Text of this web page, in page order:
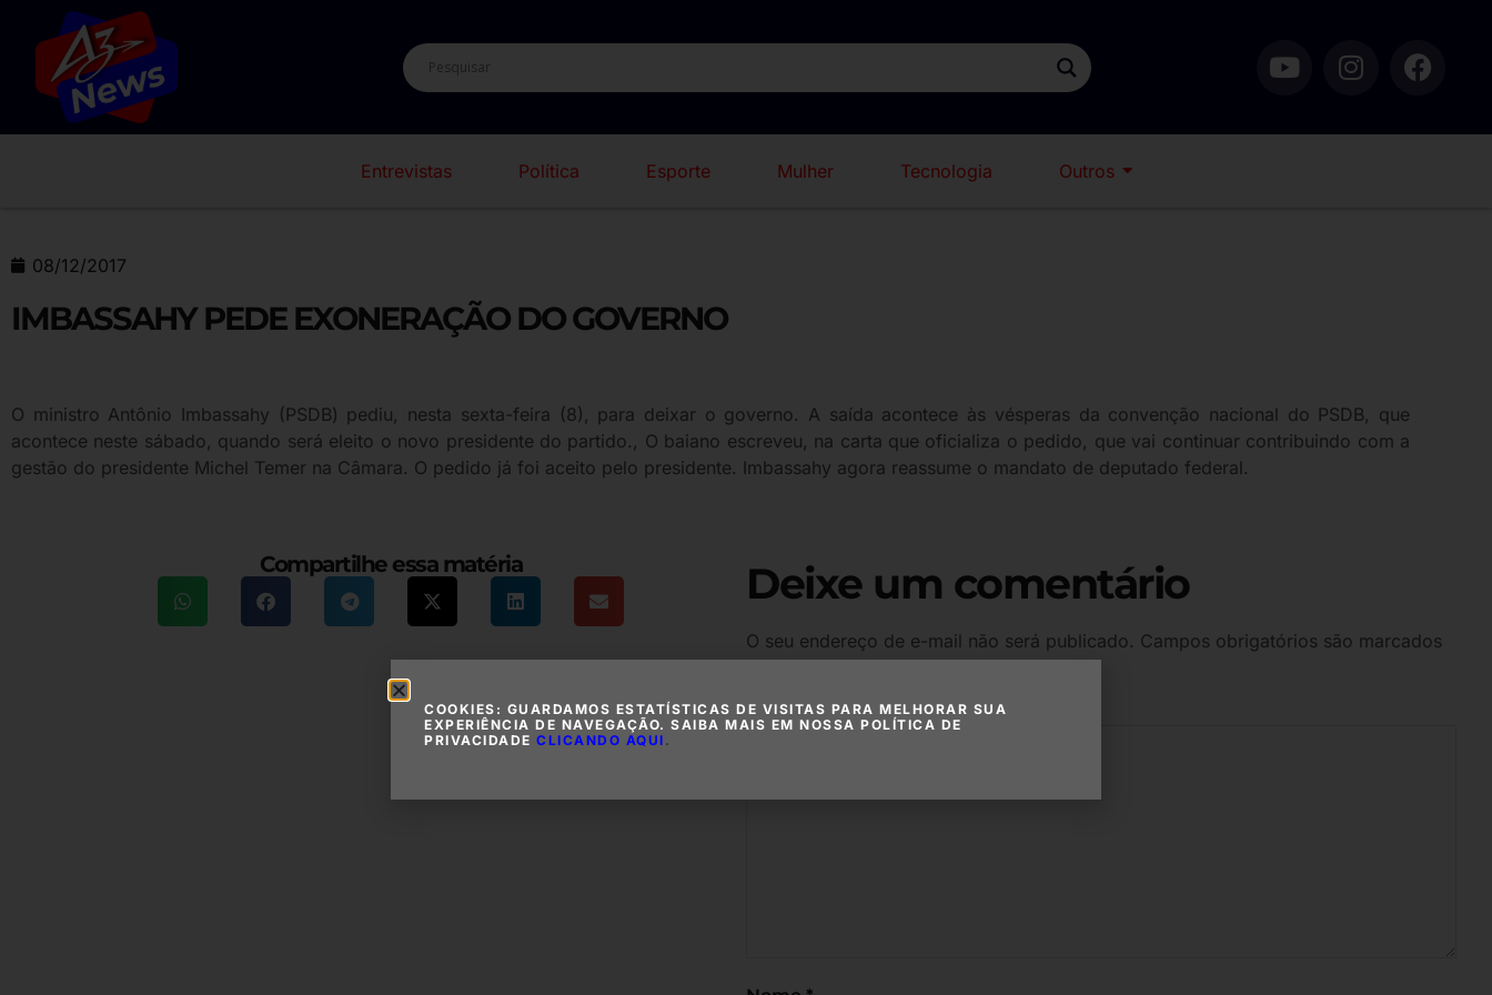
Entrevistas Política Esporte Mulher Tecnologia Outros
08/12/2017
IMBASSAHY PEDE EXONERAÇÃO DO GOVERNO
O ministro Antônio Imbassahy (PSDB) pediu, nesta sexta-feira (8), para deixar o governo. A saída acontece às vésperas da convenção nacional do PSDB, que
acontece neste sábado, quando será eleito o novo presidente do partido., O baiano escreveu, na carta que oficializa o pedido, que vai continuar contribuindo com a
gestão do presidente Michel Temer na Câmara. O pedido já foi aceito pelo presidente. Imbassahy agora reassume o mandato de deputado federal.
Compartilhe essa matéria Deixe um comentário
O seu endereço de e-mail não será publicado. Campos obrigatórios são marcados
com*
Comentário*
COOKIES: GUARDAMOS ESTATÍSTICAS DE VISITAS PARA MELHORAR SUA
EXPERIÊNCIA DE NAVEGAÇÃO. SAIBA MAIS EM NOSSA POLÍTICA DE
PRIVACIDADE CLICANDO AQUI .